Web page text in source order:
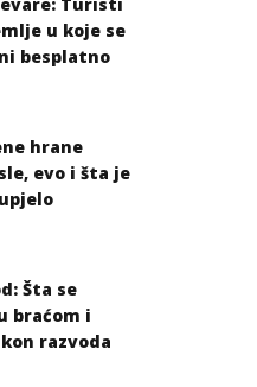
u koje se
besplatno
hrane
evo i šta je
Šta se
braćom i
razvoda